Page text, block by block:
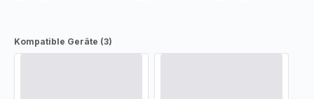
Kompatible Geräte (3)